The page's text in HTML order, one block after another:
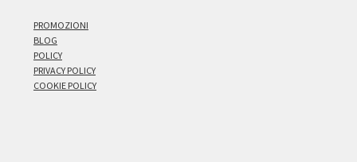
PROMOZIONI
BLOG
POLICY
PRIVACY POLICY
COOKIE POLICY